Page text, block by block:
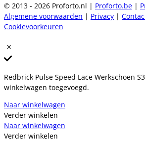
© 2013 - 2026 Proforto.nl | Proforto.be |
Algemene voorwaarden | Privacy |
Cookievoorkeuren
Redbrick Pulse Speed Lace Werkschoen
winkelwagen toegevoegd.
Naar winkelwagen
Verder winkelen
Naar winkelwagen
Verder winkelen